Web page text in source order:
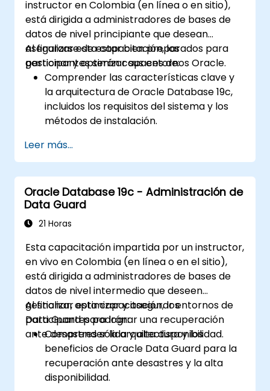
instructor en Colombia (en línea o en sitio),
está dirigida a administradores de bases de
datos de nivel principiante que desean
asegurarse de estar bien preparados para
gestionar y optimizar sus entornos Oracle.
Al finalizar esta capacitación, los
participantes serán capaces de:
Comprender las características clave y
la arquitectura de Oracle Database 19c,
incluidos los requisitos del sistema y los
métodos de instalación.
instalación de Oracle Database 19c y
Oracle Grid Infrastructure, incluyendo la
configuración de redes, almacenamiento
y ajustes de seguridad.
Aprender el proceso completo de
actualización a Oracle Database 19c,
actualización hasta la validación
posterior.
Desarrollar habilidades de resolución de
problemas para manejar incidencias
comunes durante la instalación y la
actualización.
Aplicar las mejores prácticas para la
instalación y actualización de Oracle
Database, garantizando un despliegue
fluido y exitoso.
Leer más...
Oracle Database 19c - Administración de
Data Guard
21 Horas
Esta capacitación impartida por un instructor,
en vivo en Colombia (en línea o en el sitio),
está dirigida a administradores de bases de
datos de nivel intermedio que deseen
gestionar, optimizar y asegurar entornos de
Data Guard para lograr una recuperación
ante desastres sólida y alta disponibilidad.
Al finalizar esta capacitación, los
participantes podrán:
Comprender la arquitectura y los
beneficios de Oracle Data Guard para la
recuperación ante desastres y la alta
disponibilidad.